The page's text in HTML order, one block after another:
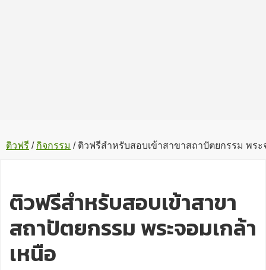
ติวฟรี / กิจกรรม /ติวฟรีสำหรับสอบเข้าสาขาสถาปัตยกรรม พระ
ติวฟรีสำหรับสอบเข้าสาขา
สถาปัตยกรรม พระจอมเกล้า
เหนือ